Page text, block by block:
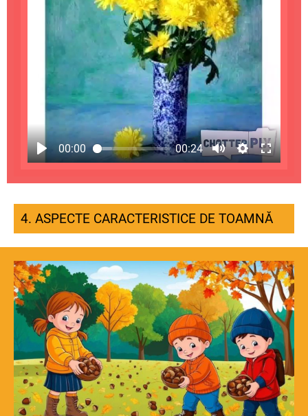
00:00 00:24
4. ASPECTE CARACTERISTICE DE TOAMNĂ